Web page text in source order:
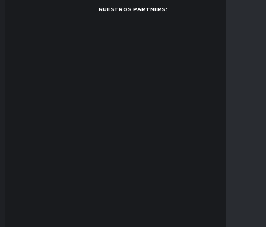
NUESTROS PARTNERS: